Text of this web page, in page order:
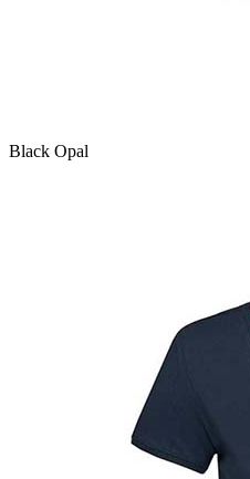
Black Opal